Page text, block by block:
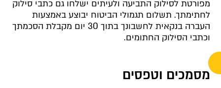
מפורטת לסילוק התביעה ולעיתים ישלחו גם כתבי סילוק
לחתימתך. תשלום תגמולי הביטוח יבוצע באמצעות
העברה בנקאית לחשבונך בתוך 30 יום מקבלת הסכמתך
וכתבי הסילוק החתומים.
מסמכים וטפסים